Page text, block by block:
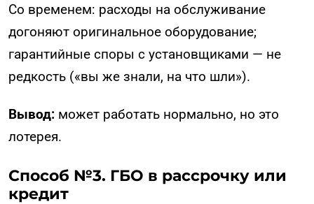
Со временем: расходы на обслуживание
догоняют оригинальное оборудование;
гарантийные споры с установщиками — не
редкость («вы же знали, на что шли»).
Вывод: может работать нормально, но это
лотерея.
Способ №3. ГБО в рассрочку или
кредит